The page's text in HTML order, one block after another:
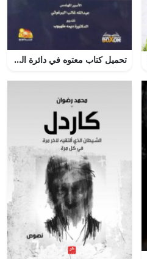
تحميل كتاب معتوه في دائرة العقلاء pdf لعبد الله غالب البرغوثي